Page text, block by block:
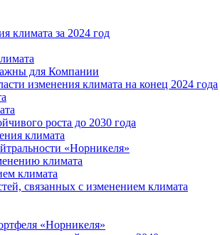
климата за 2024 год
для Компании
изменения климата на конец 2024 года
роста до 2030 года
климата
«Норникеля»
климата
климата
связанных с изменением климата
«Норникеля»